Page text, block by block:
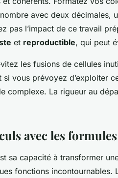
avec deux décimales,
pas l’impact de ce travail
et reproductible, qui peut
les fusions de cellules
si vous prévoyez d’exploiter
complexe. La rigueur au
avec les
sa capacité à transformer
fonctions incontournables.